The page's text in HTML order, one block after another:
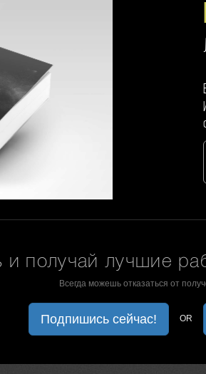
и получай лучшие
Всегда можешь отказаться от
Подпишись сейчас! OR